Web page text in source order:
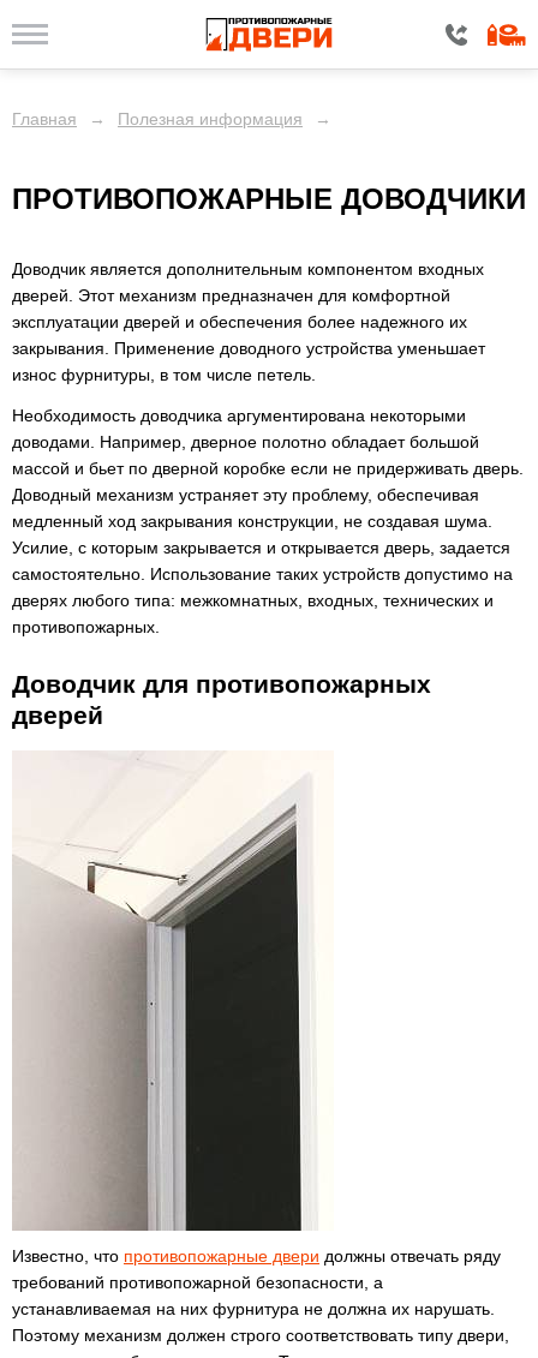
Главная → Полезная информация →
ПРОТИВОПОЖАРНЫЕ ДОВОДЧИКИ
Доводчик является дополнительным компонентом входных
дверей. Этот механизм предназначен для комфортной
эксплуатации дверей и обеспечения более надежного их
закрывания. Применение доводного устройства уменьшает
износ фурнитуры, в том числе петель.
Необходимость доводчика аргументирована некоторыми
доводами. Например, дверное полотно обладает большой
массой и бьет по дверной коробке если не придерживать дверь.
Доводный механизм устраняет эту проблему, обеспечивая
медленный ход закрывания конструкции, не создавая шума.
Усилие, с которым закрывается и открывается дверь, задается
самостоятельно. Использование таких устройств допустимо на
дверях любого типа: межкомнатных, входных, технических и
противопожарных.
Доводчик для противопожарных
дверей
Известно, что противопожарные двери должны отвечать ряду
требований противопожарной безопасности, а
устанавливаемая на них фурнитура не должна их нарушать.
Поэтому механизм должен строго соответствовать типу двери,